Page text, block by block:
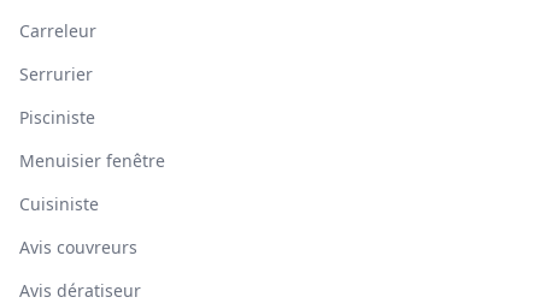
Carreleur
Serrurier
Pisciniste
Menuisier fenêtre
Cuisiniste
Avis couvreurs
Avis dératiseur